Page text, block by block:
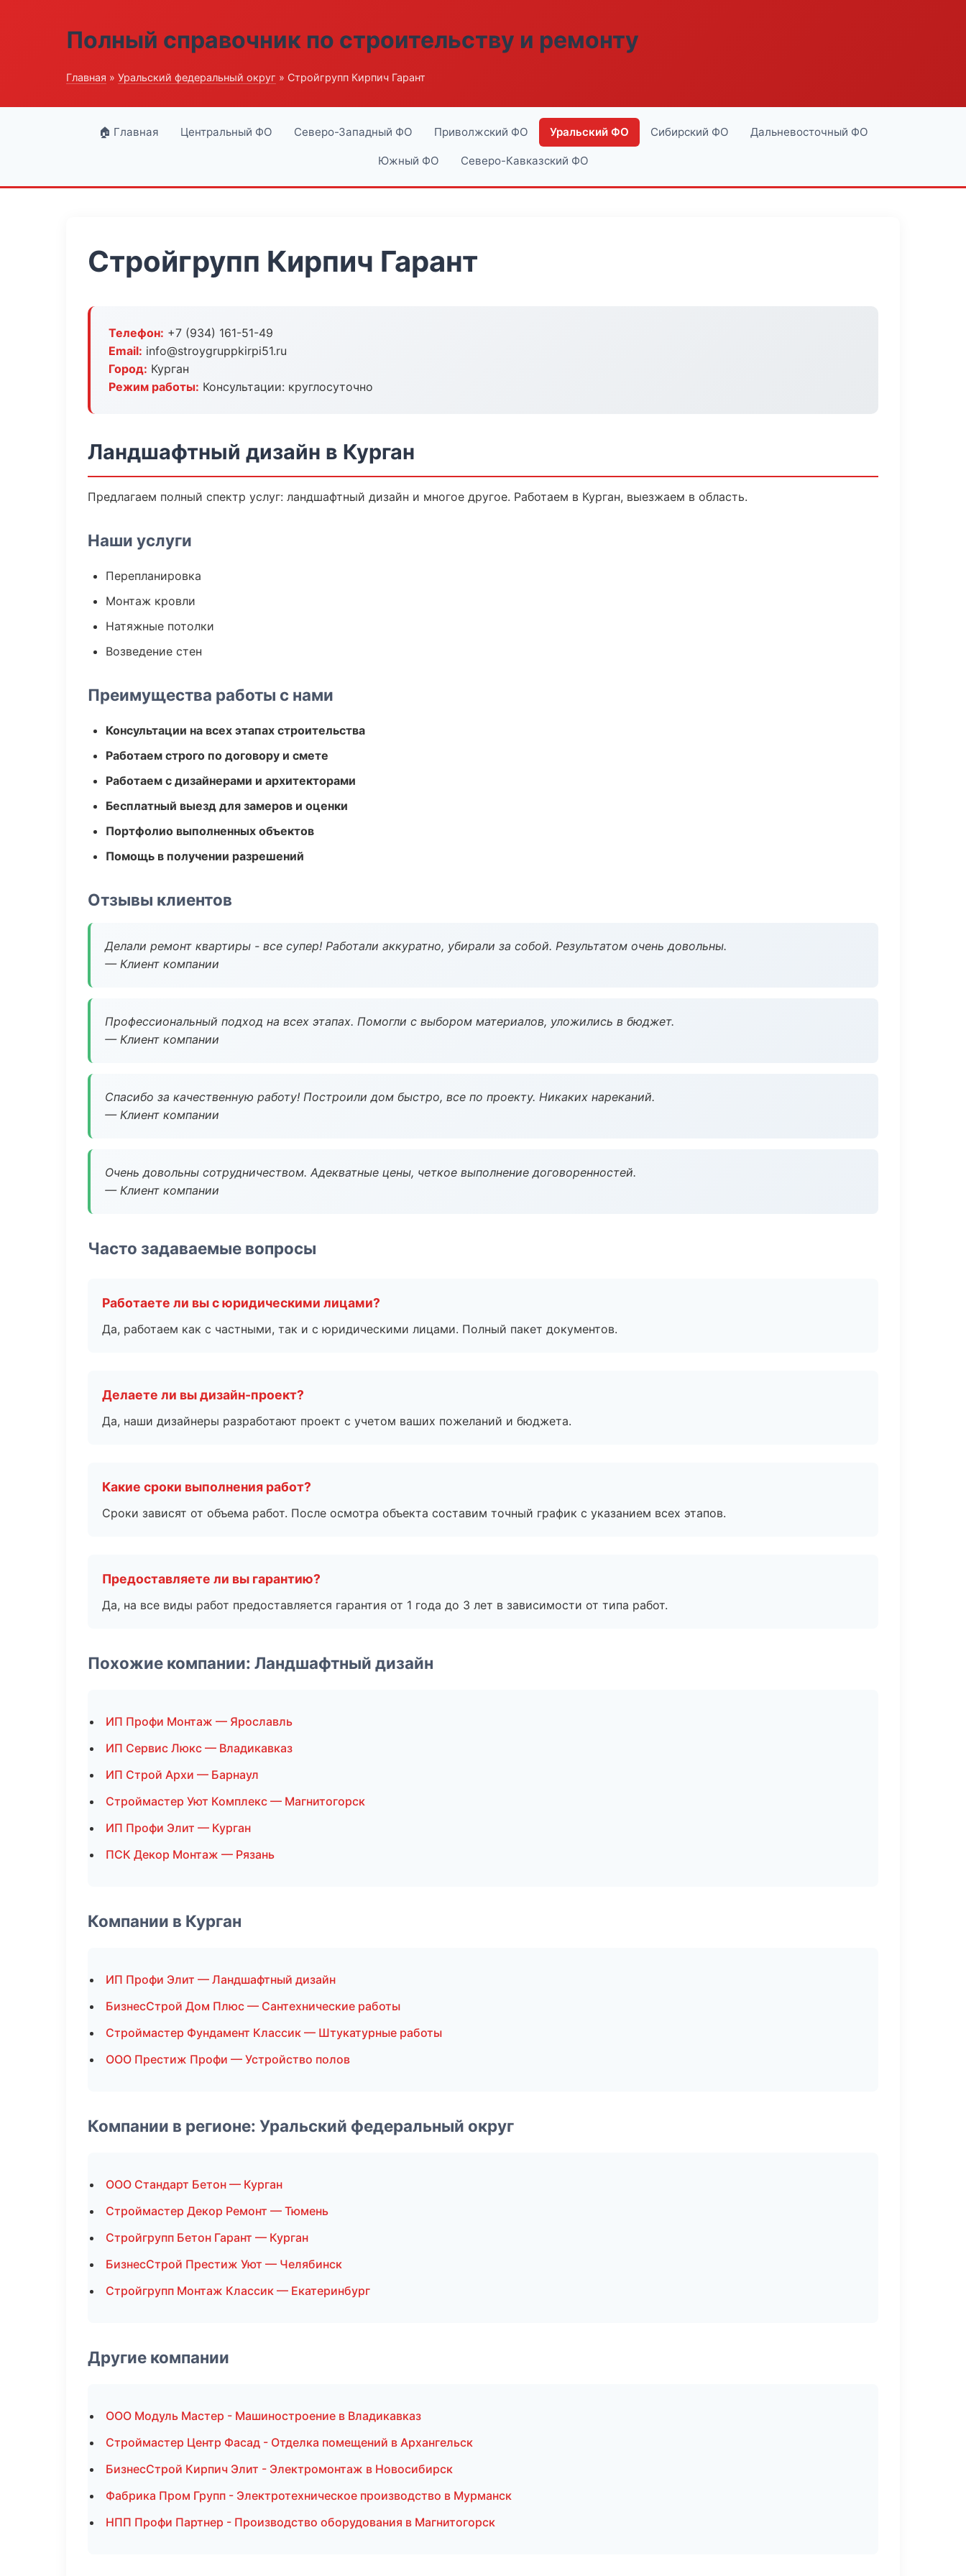
Полный справочник по строительству и ремонту
Главная » Уральский федеральный округ » Стройгрупп Кирпич Гарант
🏠 Главная Центральный ФО Северо-Западный ФО Приволжский ФО Уральский ФО Сибирский ФО Дальневосточный ФО
Южный ФО Северо-Кавказский ФО
Стройгрупп Кирпич Гарант
Телефон: +7 (934) 161-51-49
Email: info@stroygruppkirpi51.ru
Город: Курган
Режим работы: Консультации: круглосуточно
Ландшафтный дизайн в Курган
Предлагаем полный спектр услуг: ландшафтный дизайн и многое другое. Работаем в Курган, выезжаем в область.
Наши услуги
Перепланировка
Монтаж кровли
Натяжные потолки
Возведение стен
Преимущества работы с нами
Консультации на всех этапах строительства
Работаем строго по договору и смете
Работаем с дизайнерами и архитекторами
Бесплатный выезд для замеров и оценки
Портфолио выполненных объектов
Помощь в получении разрешений
Отзывы клиентов
Делали ремонт квартиры - все супер! Работали аккуратно, убирали за собой. Результатом очень довольны.
— Клиент компании
Профессиональный подход на всех этапах. Помогли с выбором материалов, уложились в бюджет.
— Клиент компании
Спасибо за качественную работу! Построили дом быстро, все по проекту. Никаких нареканий.
— Клиент компании
Очень довольны сотрудничеством. Адекватные цены, четкое выполнение договоренностей.
— Клиент компании
Часто задаваемые вопросы
Работаете ли вы с юридическими лицами?
Да, работаем как с частными, так и с юридическими лицами. Полный пакет документов.
Делаете ли вы дизайн-проект?
Да, наши дизайнеры разработают проект с учетом ваших пожеланий и бюджета.
Какие сроки выполнения работ?
Сроки зависят от объема работ. После осмотра объекта составим точный график с указанием всех этапов.
Предоставляете ли вы гарантию?
Да, на все виды работ предоставляется гарантия от 1 года до 3 лет в зависимости от типа работ.
Похожие компании: Ландшафтный дизайн
ИП Профи Монтаж — Ярославль
ИП Сервис Люкс — Владикавказ
ИП Строй Архи — Барнаул
Строймастер Уют Комплекс — Магнитогорск
ИП Профи Элит — Курган
ПСК Декор Монтаж — Рязань
Компании в Курган
ИП Профи Элит — Ландшафтный дизайн
БизнесСтрой Дом Плюс — Сантехнические работы
Строймастер Фундамент Классик — Штукатурные работы
ООО Престиж Профи — Устройство полов
Компании в регионе: Уральский федеральный округ
ООО Стандарт Бетон — Курган
Строймастер Декор Ремонт — Тюмень
Стройгрупп Бетон Гарант — Курган
БизнесСтрой Престиж Уют — Челябинск
Стройгрупп Монтаж Классик — Екатеринбург
Другие компании
ООО Модуль Мастер - Машиностроение в Владикавказ
Строймастер Центр Фасад - Отделка помещений в Архангельск
БизнесСтрой Кирпич Элит - Электромонтаж в Новосибирск
Фабрика Пром Групп - Электротехническое производство в Мурманск
НПП Профи Партнер - Производство оборудования в Магнитогорск